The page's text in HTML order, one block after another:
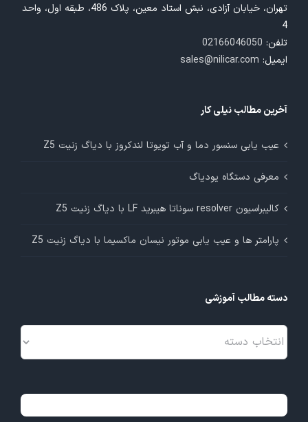
تهران، خیابان آزادی، نبش استاد معین، پلاک 486، طبقه اول، واحد
4
تلفن: 02166046050
ایمیل: sales@nilicar.com
آخرین مطالب نیلی کار
عیب یابی سنسور دما و آب تویوتا لندکروز با دیاگ زنیت Z5
معرفی دستگاه یودیاگ
کالیبراسیون resolver سوناتا هیبرید LF با دیاگ زنیت Z5
پارامتر ها و عیب یابی موتور نیسان ماکسیما با دیاگ زنیت Z5
دسته مطالب آموزشی
دسته
مطالب